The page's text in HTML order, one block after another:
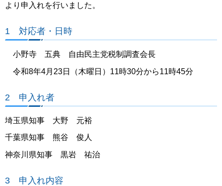
より申入れを行いました。
1 対応者・日時
小野寺 五典 自由民主党税制調査会長
令和8年4月23日（木曜日）11時30分から11時45分
2 申入れ者
埼玉県知事 大野 元裕
千葉県知事 熊谷 俊人
神奈川県知事 黒岩 祐治
3 申入れ内容